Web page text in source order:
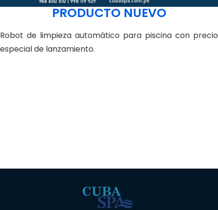
PRODUCTO NUEVO
Robot de limpieza automático para piscina con precio
especial de lanzamiento.